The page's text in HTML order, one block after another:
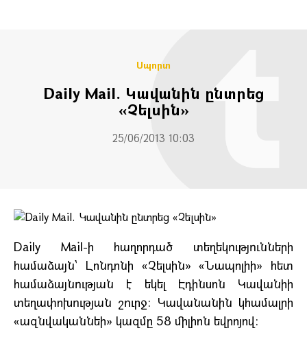
Սպորտ
Daily Mail. Կավանին ընտրեց
«Չելսին»
25/06/2013 10:03
Daily Mail-ի հաղորդած տեղեկությունների
համաձայն` Լոնդոնի «Չելսին» «Նապոլիի» հետ
համաձայնության է եկել Էդինսոն Կավանիի
տեղափոխության շուրջ: Կավանանին կհամալրի
«ազնվականնեի» կազմը 58 միլիոն եվրոյով: